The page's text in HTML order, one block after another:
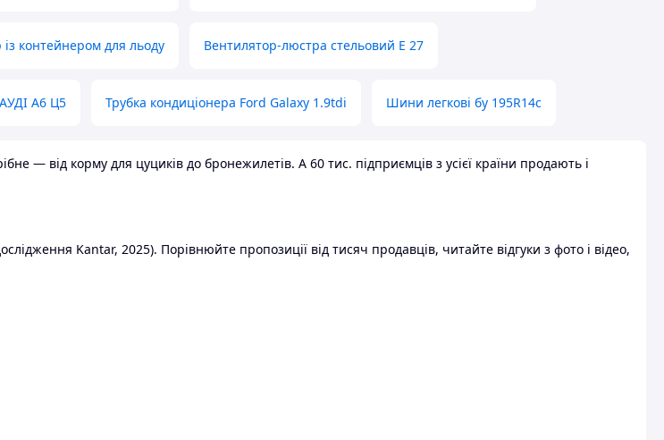
контейнером для льоду Вентилятор-люстра стельовий E 27
А6 Ц5 Трубка кондиціонера Ford Galaxy 1.9tdi Шини легкові бу 195R14c
— від корму для цуциків до бронежилетів. А 60 тис. підприємців з усієї країни продають і
Kantar, 2025). Порівнюйте пропозиції від тисяч продавців, читайте відгуки з фото і відео,